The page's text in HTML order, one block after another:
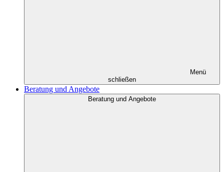
Menü
schließen
Beratung und Angebote
Beratung und Angebote